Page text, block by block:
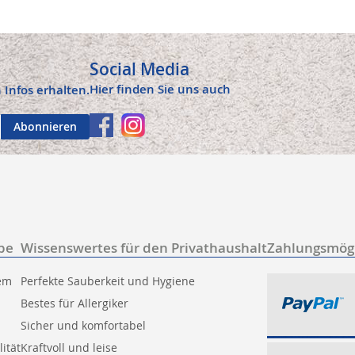
Infos erhalten.
Abonnieren
Social Media
Hier finden Sie uns auch
Wissenswertes für den Privathaushalt
Perfekte Sauberkeit und Hygiene
Bestes für Allergiker
Sicher und komfortabel
Kraftvoll und leise